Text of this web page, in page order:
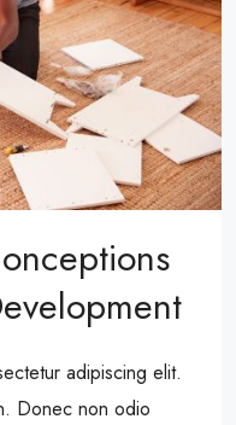
adipiscing elit.
Donec non odio